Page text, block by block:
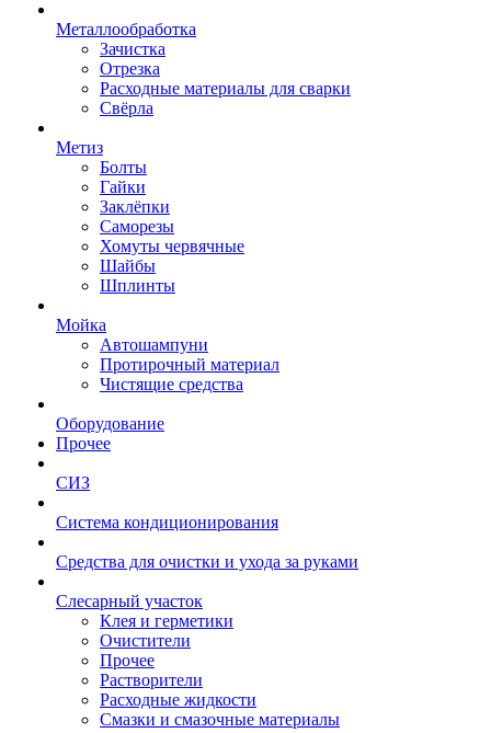
Металлообработка
Зачистка
Отрезка
Расходные материалы для сварки
Свёрла
Метиз
Болты
Гайки
Заклёпки
Саморезы
Хомуты червячные
Шайбы
Шплинты
Мойка
Автошампуни
Протирочный материал
Чистящие средства
Оборудование
Прочее
СИЗ
Система кондиционирования
Средства для очистки и ухода за руками
Слесарный участок
Клея и герметики
Очистители
Прочее
Растворители
Расходные жидкости
Смазки и смазочные материалы